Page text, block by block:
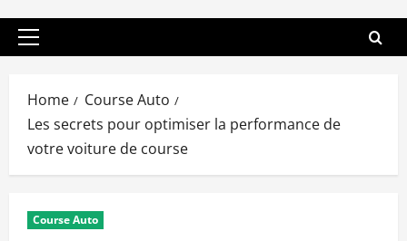
Primary
Home
Course Auto
Les secrets pour optimiser la performance de
votre voiture de course
Course Auto